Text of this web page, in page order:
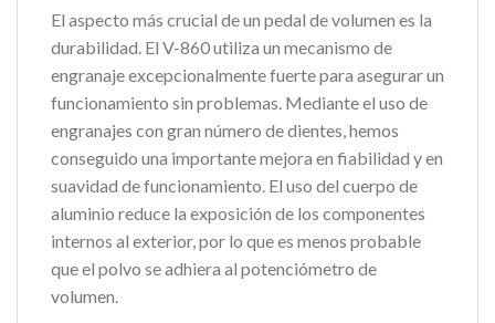
El aspecto más crucial de un pedal de volumen es la
durabilidad. El V-860 utiliza un mecanismo de
engranaje excepcionalmente fuerte para asegurar un
funcionamiento sin problemas. Mediante el uso de
engranajes con gran número de dientes, hemos
conseguido una importante mejora en fiabilidad y en
suavidad de funcionamiento. El uso del cuerpo de
aluminio reduce la exposición de los componentes
internos al exterior, por lo que es menos probable
que el polvo se adhiera al potenciómetro de
volumen.